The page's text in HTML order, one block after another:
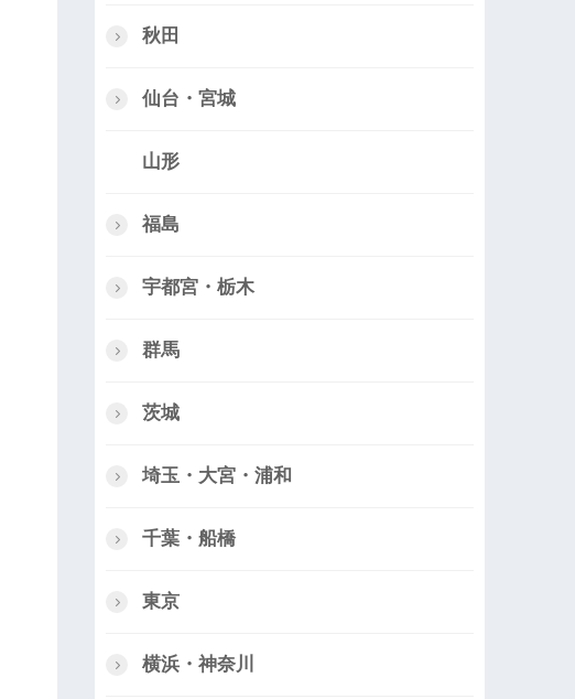
秋田
仙台・宮城
山形
福島
宇都宮・栃木
群馬
茨城
埼玉・大宮・浦和
千葉・船橋
東京
横浜・神奈川